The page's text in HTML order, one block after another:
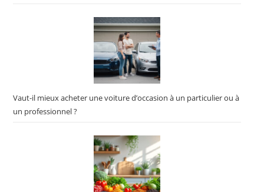
Vaut-il mieux acheter une voiture d’occasion à un particulier ou à
un professionnel ?